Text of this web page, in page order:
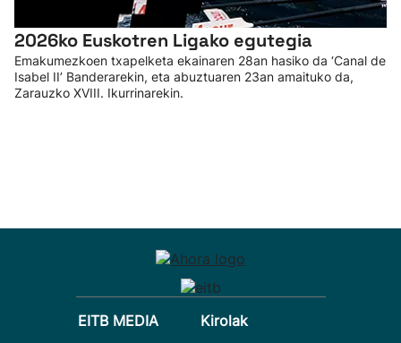
2026ko Euskotren Ligako egutegia
Emakumezkoen txapelketa ekainaren 28an hasiko da ‘Canal de
Isabel II’ Banderarekin, eta abuztuaren 23an amaituko da,
Zarauzko XVIII. Ikurrinarekin.
EITB MEDIA
Kirolak